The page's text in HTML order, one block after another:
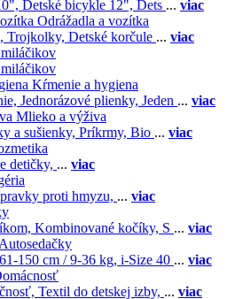
Detské bicykle 12", Dets ... viac
Odrážadla a vozítka
Trojkolky, Detské korčule ... viac
Kŕmenie a hygiena
Jednorázové plienky, Jeden ... viac
Mlieko a výživa
a sušienky, Príkrmy, Bio ... viac
detičky, ... viac
proti hmyzu, ... viac
Kombinované kočíky, S ... viac
Autosedačky
150 cm / 9-36 kg, i-Size 40 ... viac
Textil do detskej izby, ... viac